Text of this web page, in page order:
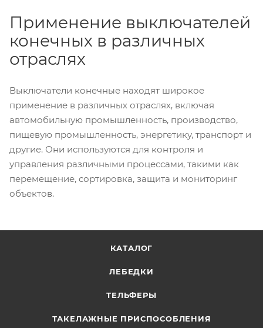
Применение выключателей
конечных в различных
отраслях
Выключатели конечные находят широкое
применение в различных отраслях, включая
автомобильную промышленность, производство,
пищевую промышленность, энергетику, транспорт и
другие. Они используются для контроля и
управления различными процессами, такими как
перемещение, сортировка, защита и мониторинг
объектов.
КАТАЛОГ
ЛЕБЕДКИ
ТЕЛЬФЕРЫ
ТАКЕЛАЖНЫЕ ПРИСПОСОБЛЕНИЯ